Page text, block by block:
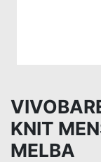
KNIT
MELBA